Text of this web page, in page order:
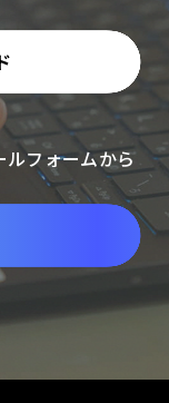
ルフォームから